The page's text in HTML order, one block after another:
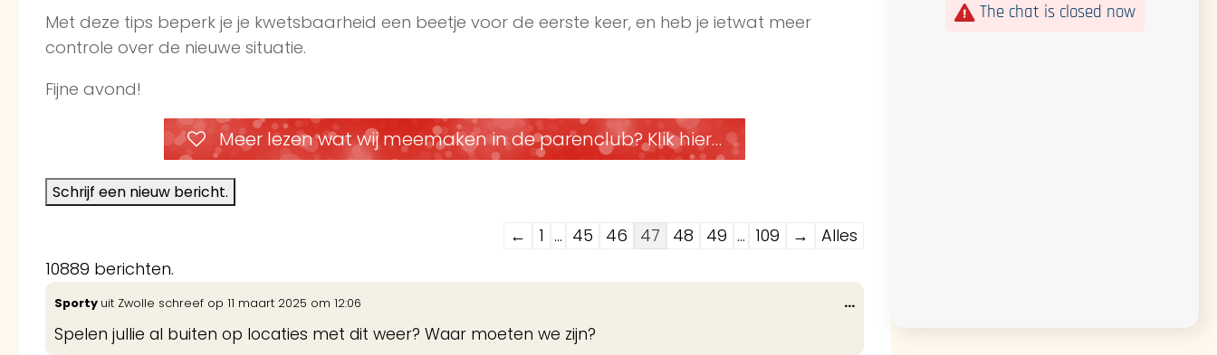
Met deze tips beperk je je kwetsbaarheid een beetje voor de eerste keer, en heb je ietwat meer
controle over de nieuwe situatie.
Fijne avond!
Meer lezen wat wij meemaken in de parenclub? Klik hier…
Navigatie
de
lijst
← 1 ... 45 46 47 48 49 ... 109 →
Alles
10889 berichten.
Sporty uit Zwolle schreef op 11 maart 2025 om 12:06
Spelen jullie al buiten op locaties met dit weer? Waar moeten we zijn?
...Wissel
metabox.
The chat is closed now